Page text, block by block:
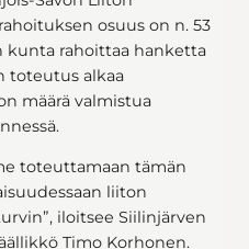
osuus on n. 53
kunta rahoittaa hanketta
toteutus alkaa
määrä valmistua
toteuttamaan tämän
liiton
iloitsee Siilinjärven
Timo Korhonen.